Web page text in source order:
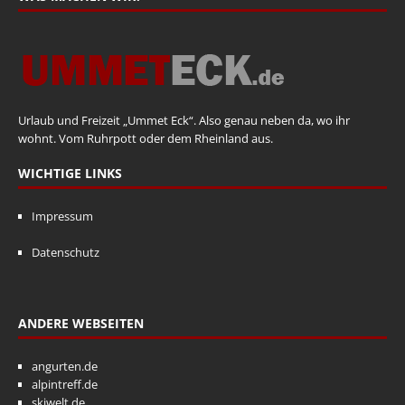
Urlaub und Freizeit „Ummet Eck“. Also genau neben da, wo ihr
wohnt. Vom Ruhrpott oder dem Rheinland aus.
WICHTIGE LINKS
Impressum
Datenschutz
ANDERE WEBSEITEN
angurten.de
alpintreff.de